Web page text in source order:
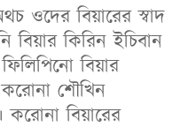
ওদের বিয়ারের স্বাদ
বিয়ার কিরিন ইচিবান
বিয়ার
শৌখিন
করোনা বিয়ারের